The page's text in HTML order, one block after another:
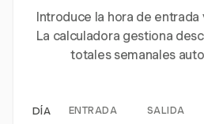
Introduce la hora de entrada
La calculadora gestiona
totales semanales
DÍA ENTRADA SALIDA